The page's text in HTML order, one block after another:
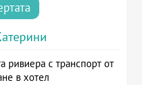
ривиера с транспорт от
в хотел